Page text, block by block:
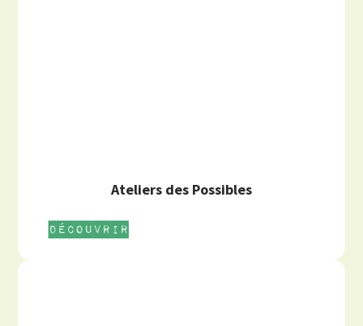
Ateliers des Possibles
Découvrir